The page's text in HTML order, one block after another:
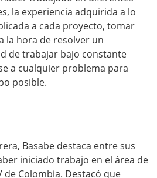
la experiencia adquirida a lo
a cada proyecto, tomar
la hora de resolver un
de trabajar bajo constante
a cualquier problema para
posible.
Basabe destaca entre sus
iniciado trabajo en el área de
de Colombia. Destacó que